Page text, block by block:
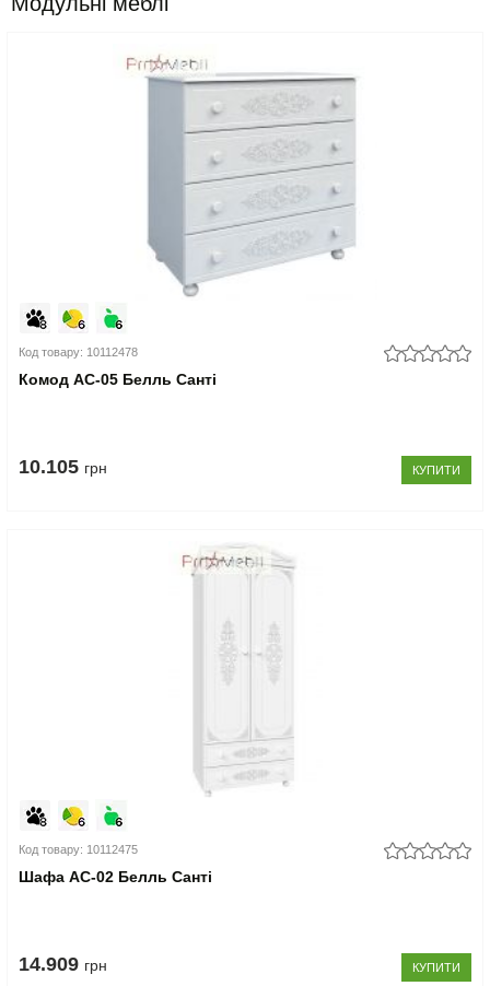
Код товару: 10112478
Комод АС-05 Белль Санті
10.105 грн КУПИТИ
Код товару: 10112475
Шафа АС-02 Белль Санті
14.909 грн КУПИТИ